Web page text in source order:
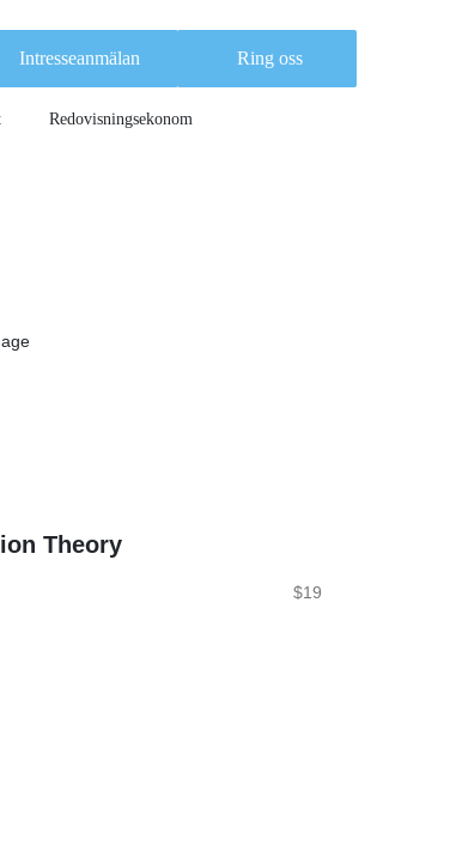
Intresseanmälan Ring oss
Redovisningsekonom
Theory
$19